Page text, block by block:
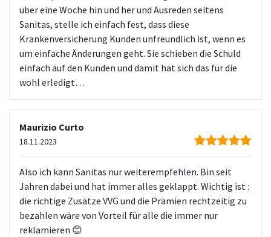
über eine Woche hin und her und Ausreden seitens
Sanitas, stelle ich einfach fest, dass diese
Krankenversicherung Kunden unfreundlich ist, wenn es
um einfache Änderungen geht. Sie schieben die Schuld
einfach auf den Kunden und damit hat sich das für die
wohl erledigt…
Maurizio Curto
18.11.2023
Also ich kann Sanitas nur weiterempfehlen. Bin seit
Jahren dabei und hat immer alles geklappt. Wichtig ist :
die richtige Zusätze VVG und die Prämien rechtzeitig zu
bezahlen wäre von Vorteil für alle die immer nur
reklamieren 😊